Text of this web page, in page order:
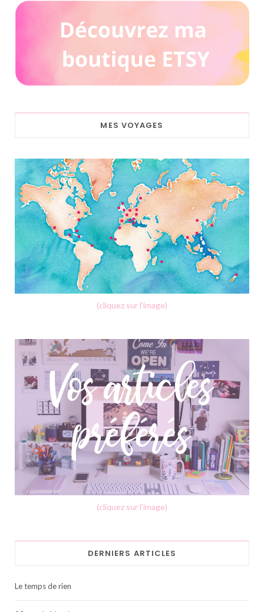
MES VOYAGES
(cliquez sur l'image)
(cliquez sur l'image)
DERNIERS ARTICLES
Le temps de rien